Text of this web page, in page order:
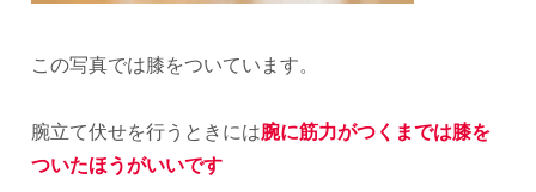
この写真では膝をついています。
腕立て伏せを行うときには腕に筋力がつくまでは膝を
ついたほうがいいです